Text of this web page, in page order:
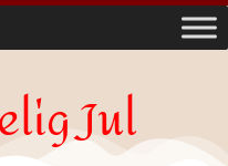
Jul